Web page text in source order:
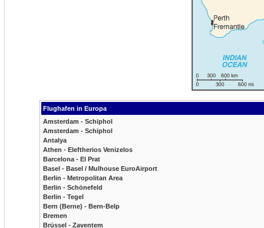
Flughafen in Europa
Amsterdam - Schiphol
Amsterdam - Schiphol
Antalya
Athen - Eleftherios Venizelos
Barcelona - El Prat
Basel - Basel / Mulhouse EuroAirport
Berlin - Metropolitan Area
Berlin - Schönefeld
Berlin - Tegel
Bern (Berne) - Bern-Belp
Bremen
Brüssel - Zaventem